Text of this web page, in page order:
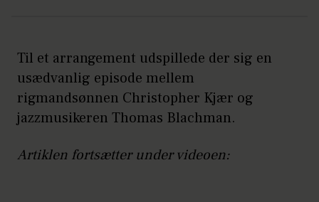
Til et arrangement udspillede der sig en
usædvanlig episode mellem
rigmandsønnen Christopher Kjær og
jazzmusikeren Thomas Blachman.
Artiklen fortsætter under videoen: